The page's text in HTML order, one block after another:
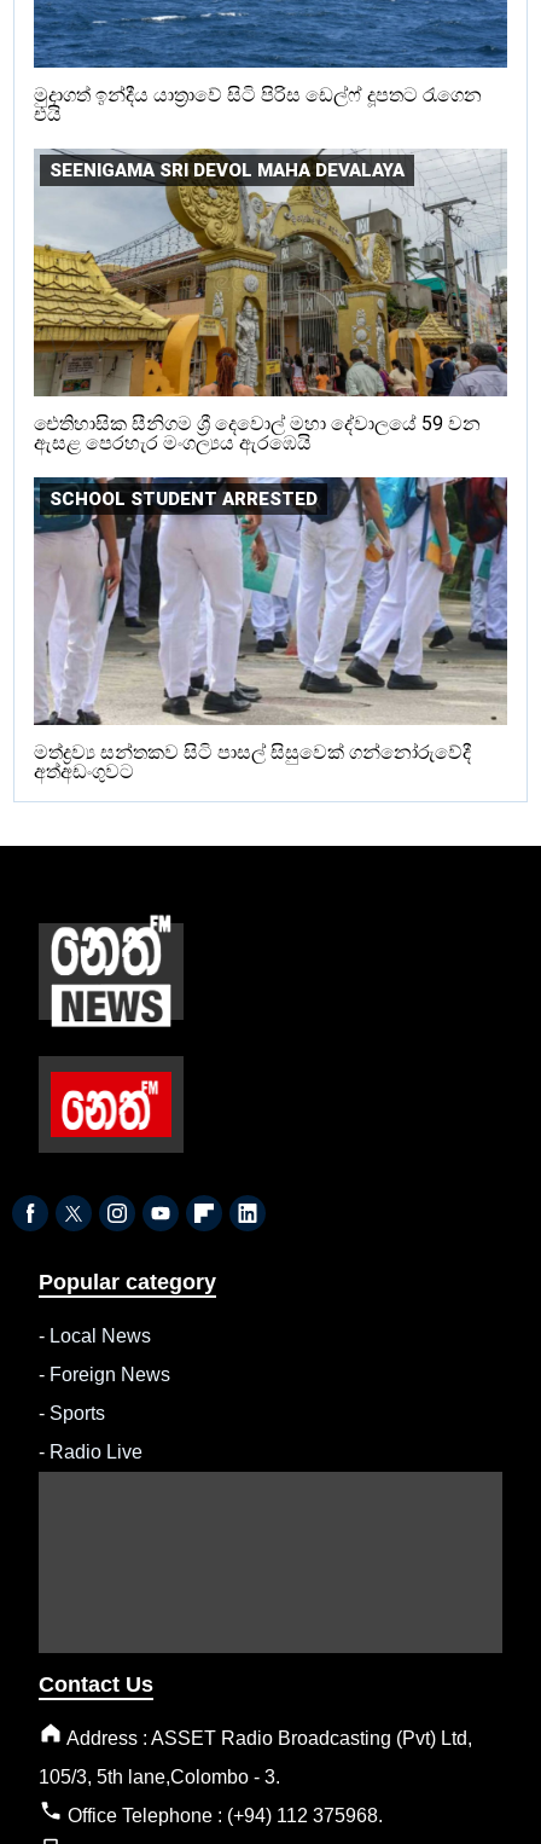
මුදාගත් ඉන්දීය යාත්‍රාවේ සිටි පිරිස ඩෙල්ෆ් දූපතට රැගෙන
එයි
SEENIGAMA SRI DEVOL MAHA DEVALAYA
ඓතිහාසික සීනිගම ශ්‍රී දෙවොල් මහා දේවාලයේ 59 වන
ඇසළ පෙරහැර මංගල්‍යය ඇරඹෙයි
SCHOOL STUDENT ARRESTED
මත්ද්‍රව්‍ය සන්තකව සිටි පාසල් සිසුවෙක් ගන්නෝරුවේදී
අත්අඩංගුවට
Popular category
- Local News
- Foreign News
- Sports
- Radio Live
Contact Us
Address : ASSET Radio Broadcasting (Pvt) Ltd,
105/3, 5th lane,Colombo - 3.
Office Telephone : (+94) 112 375968.